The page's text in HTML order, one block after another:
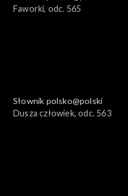
Faworki, odc. 565
Słownik polsko@polski
Dusza człowiek, odc. 563